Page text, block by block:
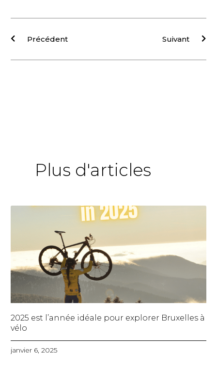
Précédent Suivant
Plus d'articles
2025 est l’année idéale pour explorer Bruxelles à
vélo
janvier 6, 2025